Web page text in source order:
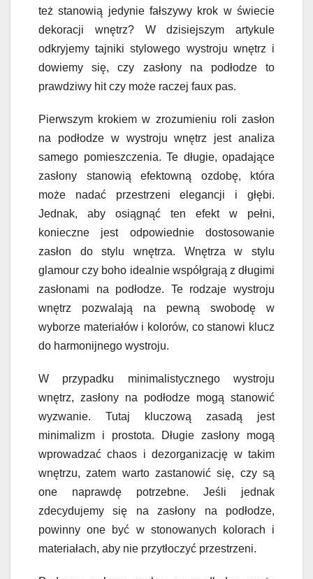
też stanowią jedynie fałszywy krok w świecie
dekoracji wnętrz? W dzisiejszym artykule
odkryjemy tajniki stylowego wystroju wnętrz i
dowiemy się, czy zasłony na podłodze to
prawdziwy hit czy może raczej faux pas.
Pierwszym krokiem w zrozumieniu roli zasłon
na podłodze w wystroju wnętrz jest analiza
samego pomieszczenia. Te długie, opadające
zasłony stanowią efektowną ozdobę, która
może nadać przestrzeni elegancji i głębi.
Jednak, aby osiągnąć ten efekt w pełni,
konieczne jest odpowiednie dostosowanie
zasłon do stylu wnętrza. Wnętrza w stylu
glamour czy boho idealnie współgrają z długimi
zasłonami na podłodze. Te rodzaje wystroju
wnętrz pozwalają na pewną swobodę w
wyborze materiałów i kolorów, co stanowi klucz
do harmonijnego wystroju.
W przypadku minimalistycznego wystroju
wnętrz, zasłony na podłodze mogą stanowić
wyzwanie. Tutaj kluczową zasadą jest
minimalizm i prostota. Długie zasłony mogą
wprowadzać chaos i dezorganizację w takim
wnętrzu, zatem warto zastanowić się, czy są
one naprawdę potrzebne. Jeśli jednak
zdecydujemy się na zasłony na podłodze,
powinny one być w stonowanych kolorach i
materiałach, aby nie przytłoczyć przestrzeni.